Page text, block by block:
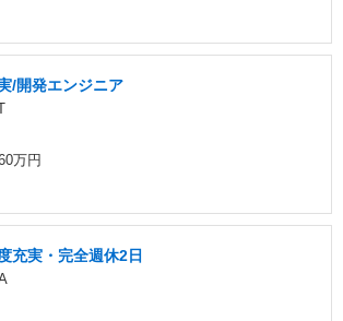
/開発エンジニア
万円
充実・完全週休2日